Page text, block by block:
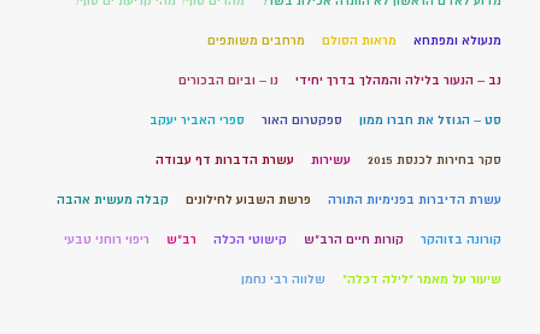
מנעולא ומפתחא מראות הסולם מרחבים משותפים
נב – הנעור בלילה והמהלך בדרך יחידי נו – וביום הבכורים
סט – הגוזל את חברו ממון ספקטרום האור ספרי האביר יעקב
סקר בחירות לכנסת 2015 עשירות עשרת הדברות דף עבודה
עשרת הדיברות בפנימיות התורה פרשת השבוע לחילונים קבלה מעשית אהבה
קורונה בזוהקר קורות חיים הרב"ש קישוטי הכלה רב"ש ריפוי רוחני טבעי
שיעור על מאמר "לילה דכלה" שלווה רבי נחמן